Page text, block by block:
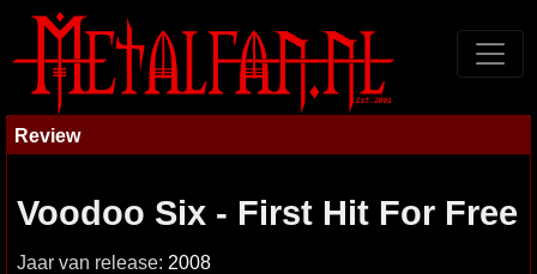
Review
Voodoo Six - First Hit For Free
Jaar van release: 2008